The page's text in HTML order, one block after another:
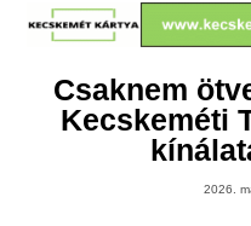
Csaknem
Kecskeméti
2026.